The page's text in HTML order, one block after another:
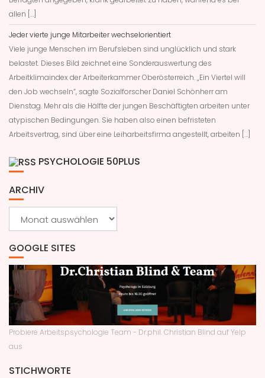
allen […]
Jeder vierte junge Mitarbeiter wechselorientiert
Viele junge Menschen im Berufsleben sind unglücklich und stark
belastet. Dieses Bild zeichnet eine Sonderauswertung des
Arbeitklimaindex der Arbeiterkammer Oberösterreich. „Ein Viertel will
den Job wechseln“, sagte Sozialforscher Daniel Schönherr am
Dienstag. Mehr als die Hälfte der jungen Beschäftigten arbeiten unter
atypischen Bedingungen. Sie haben also einen befristeten
Arbeitsvertrag, sind über eine Leiharbeitsfirma angestellt, arbeiten […]
PSYCHOLOGIE 50PLUS
ARCHIV
GOOGLE SITES
Probiere Arbeitspsychologie Team - Dr.phil. Christian Blind auf Yelp
aus
STICHWORTE